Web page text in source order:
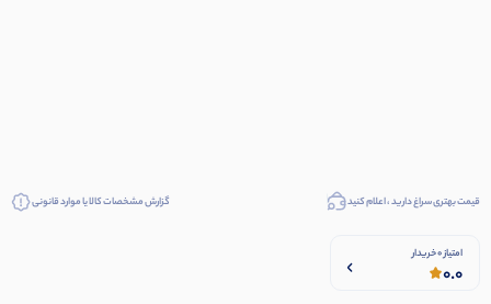
قیمت بهتری سراغ دارید ، اعلام کنید گزارش مشخصات کالا یا موارد قانونی
امتیاز 0 خریدار
0.0